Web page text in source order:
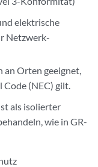
elektrische
Netzwerk-
Orten geeignet,
(NEC) gilt.
als isolierter
wie in GR-